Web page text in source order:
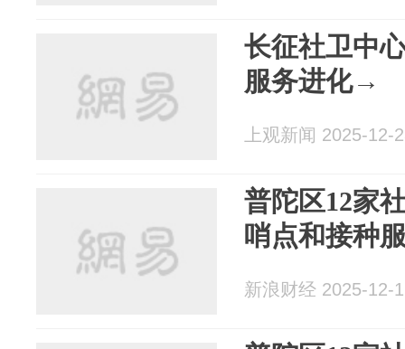
长征社卫中
服务进化→
上观新闻 2025-12-
普陀区12家
哨点和接种
新浪财经 2025-12-